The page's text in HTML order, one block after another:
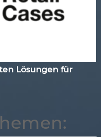
Lösungen für